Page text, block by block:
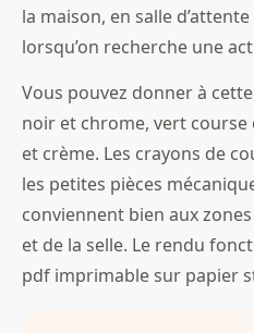
la maison, en salle
lorsqu’on recherche une
Vous pouvez donner à
noir et chrome, vert
et crème. Les crayons de
les petites pièces
conviennent bien aux
et de la selle. Le rendu
pdf imprimable sur papier